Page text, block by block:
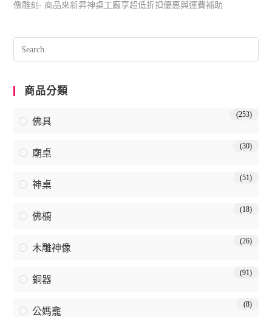
像雕刻- 商品來新昇神桌工廠享超低折扣優惠與運費補助
商品分類
佛具
(253)
廟桌
(30)
神桌
(51)
佛櫥
(18)
木雕神像
(26)
銅器
(91)
公媽龕
(8)